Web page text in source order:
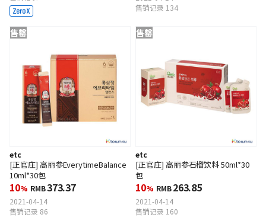
售销记录 134
售罄
etc
[正官庄] 高丽参EverytimeBalance
10ml*30包
10% RMB373.37
2021-04-14
售销记录 86
售罄
etc
[正官庄] 高丽参石榴饮料 50ml*30
包
10% RMB263.85
2021-04-14
售销记录 160